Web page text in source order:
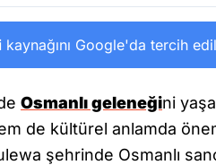
kaynağını Google'da tercih
Osmanlı geleneğini
de kültürel anlamda
şehrinde Osmanlı